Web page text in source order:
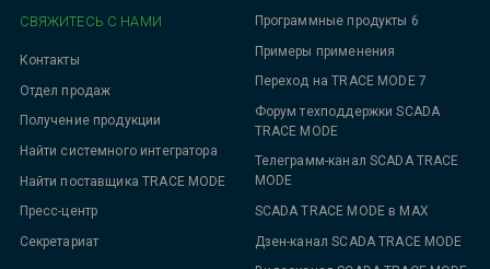
Программные продукты 6
Примеры применения
Переход на TRACE MODE 7
Форум техподдержки SCADA
TRACE MODE
Телеграмм-канал SCADA TRACE
MODE
SCADA TRACE MODE в MAX
Дзен-канал SCADA TRACE MODE
СВЯЖИТЕСЬ С НАМИ
Контакты
Отдел продаж
Получение продукции
Найти системного интегратора
Найти поставщика TRACE MODE
Пресс-центр
Секретариат